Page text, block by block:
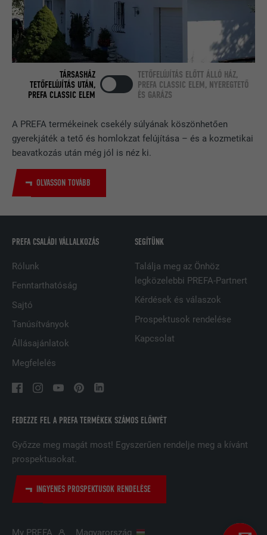
A PREFA termékeinek csekély súlyának köszönhetően
gyerekjáték a tető és homlokzat felújítása – és a kozmetikai
beavatkozás után még jól is néz ki.
OLVASSON TOVÁBB
TÁRSASHÁZ
TETŐFELÚJÍTÁS UTÁN,
PREFA CLASSIC ELEM
TETŐFELÚJÍTÁS ELŐTT ÁLLÓ HÁZ,
PREFA CLASSIC ELEM, NYEREGTETŐ
ÉS GARÁZS
FEDEZZE FEL A PREFA TERMÉKEK SZÁMOS ELŐNYÉT
Győzze meg magát most! Egyszerűen rendelje meg a kívánt
prospektusokat.
INGYENES PROSPEKTUSOK RENDELÉSE
PREFA CSALÁDI VÁLLALKOZÁS
Rólunk
Fenntarthatóság
Sajtó
Tanúsítványok
Állásajánlatok
Megfelelés
SEGÍTÜNK
Találja meg az Önhöz
legközelebbi PREFA-Partnert
Kérdések és válaszok
Prospektusok rendelése
Kapcsolat
My PREFA Magyarország
beágyazott nyomonkövetési ablakot
tartalmaz.
NÉV bcookie
SZOLGÁLTATÓ LinkedIn
CÉL
A LinkedIn közösségi hálózati
szolgáltatás használja, célja a
SZOLGÁLTATÓ LinkedIn
CÉL
A LinkedIn közösségi hálózati
beágyazott szolgáltatások nyomon
CÉL
nyomon követésére használatos azzal
a céllal, hogy jól illeszkedő hirdetéseket